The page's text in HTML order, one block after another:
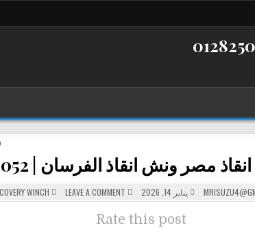
ونش انقاذ الفرسان | 01282505052-01020520562-01158410030
يناير 14, 2026 LEAVE A COMMENT
ON
ونش
POSTED
IN
WINCH
Rate this post